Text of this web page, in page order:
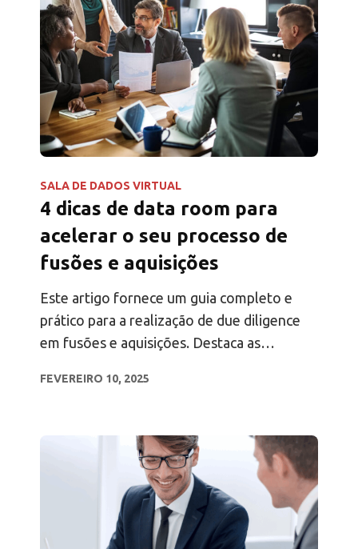
SALA DE DADOS VIRTUAL
4 dicas de data room para
acelerar o seu processo de
fusões e aquisições
Este artigo fornece um guia completo e
prático para a realização de due diligence
em fusões e aquisições. Destaca as
ferramentas como VDRs para auxiliar no
FEVEREIRO 10, 2025